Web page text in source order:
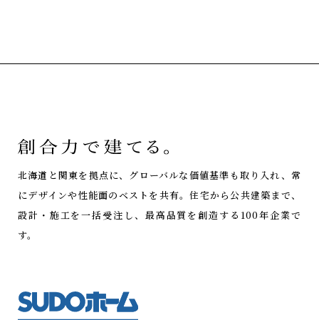
北海道と関東を拠点に、グローバルな価値基準も取り入れ、常
にデザインや性能面のベストを共有。住宅から公共建築まで、
設計・施工を一括受注し、最高品質を創造する100年企業で
す。